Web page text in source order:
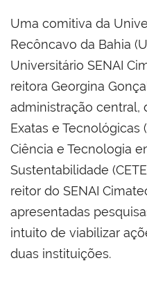
Uma comitiva da
Recôncavo da Bahia
Universitário SENAI
reitora Georgina
administração central,
Exatas e Tecnológicas
Ciência e Tecnologia
Sustentabilidade
reitor do SENAI
apresentadas
intuito de viabilizar
duas instituições.